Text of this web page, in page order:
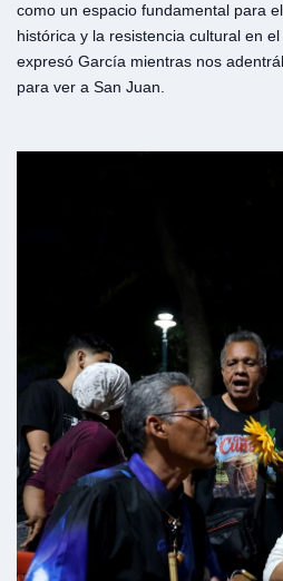
como un espacio fundamental para
histórica y la resistencia cultural en el
expresó García mientras nos
para ver a San Juan.